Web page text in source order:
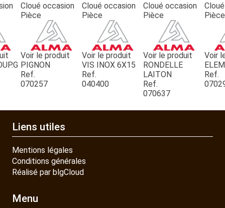
ESPACES VERTS
QUAD SSV UTV
PIECES DETACHEES
Cloué occasion
Pièce
Voir le produit
PIGNON
Ref.
070257
Cloué occasion
Pièce
Voir le produit
VIS INOX 6X15
Ref.
040400
Cloué occasion
Pièce
Voir le produit
RONDELLE
LAITON
Ref.
070637
Pièce
Voir
Ref.
Liens utiles
Mentions légales
Conditions générales
Réalisé par blgCloud
Menu